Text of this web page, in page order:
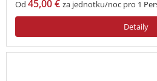
Od 45,00 € za jednotku/noc pro 1
Detaily